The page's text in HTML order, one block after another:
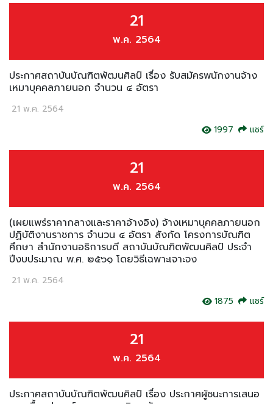
21
พ.ค. 2564
ประกาศสถาบันบัณฑิตพัฒนศิลป์ เรื่อง รับสมัครพนักงานจ้าง
เหมาบุคคลภายนอก จำนวน ๔ อัตรา
21 พ.ค. 2564
1997
แชร์
21
พ.ค. 2564
(เผยแพร่ราคากลางและราคาอ้างอิง) จ้างเหมาบุคคลภายนอก
ปฏิบัติงานราชการ จำนวน ๔ อัตรา สังกัด โครงการบัณฑิต
ศึกษา สำนักงานอธิการบดี สถาบันบัณฑิตพัฒนศิลป์ ประจำ
ปีงบประมาณ พ.ศ. ๒๕๖๑ โดยวิธีเฉพาะเจาะจง
21 พ.ค. 2564
1875
แชร์
21
พ.ค. 2564
ประกาศสถาบันบัณฑิตพัฒนศิลป์ เรื่อง ประกาศผู้ชนะการเสนอ